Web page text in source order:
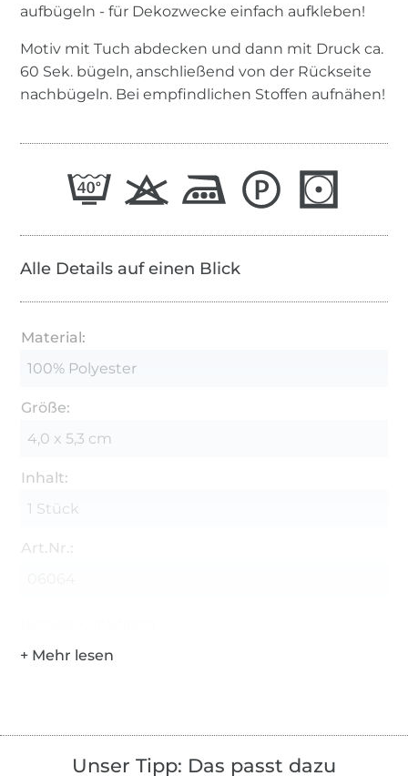
aufbügeln - für Dekozwecke einfach aufkleben!
Motiv mit Tuch abdecken und dann mit Druck ca.
60 Sek. bügeln, anschließend von der Rückseite
nachbügeln. Bei empfindlichen Stoffen aufnähen!
Alle Details auf einen Blick
Material:
100% Polyester
Größe:
4,0 x 5,3 cm
Inhalt:
1 Stück
Art.Nr.:
Unser Tipp: Das passt dazu